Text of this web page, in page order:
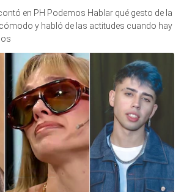
contó en PH Podemos Hablar qué gesto de la
y habló de las actitudes cuando hay